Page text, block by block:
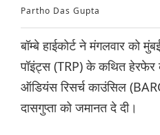
Partho Das Gupta
बॉम्बे हाईकोर्ट ने मंगलवार को
पॉइंट्स (TRP) के कथित हेरफेर
ऑडियंस रिसर्च काउंसिल
दासगुप्ता को जमानत दे दी।